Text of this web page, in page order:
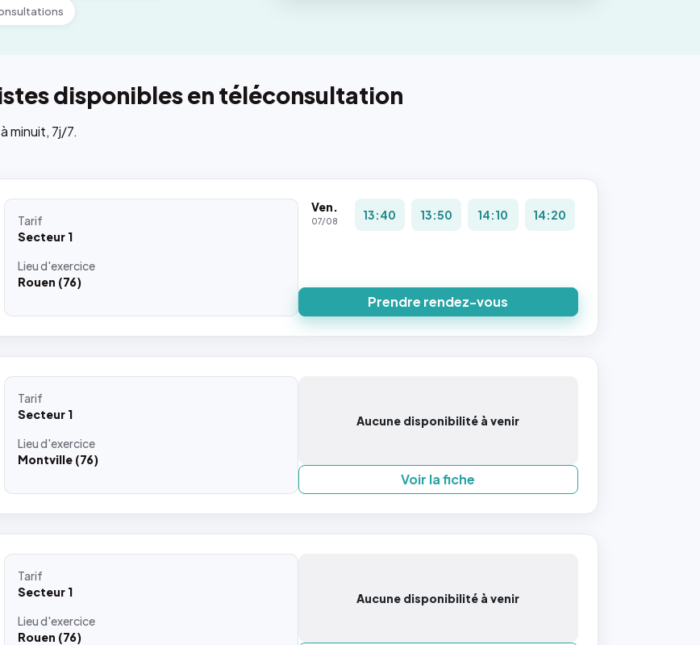
disponibles en téléconsultation
minuit, 7j/7.
Tarif
Secteur 1
Lieud'exercice
Rouen (76)
Ven.
07/08 13:40 13:50 14:10 14:20
Prendre rendez-vous
Tarif
Secteur 1
Lieud'exercice
Montville (76)
Aucune disponibilité à venir
Voir la fiche
Tarif
Secteur 1
Lieud'exercice
Rouen (76)
Aucune disponibilité à venir